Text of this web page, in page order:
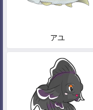
アユ